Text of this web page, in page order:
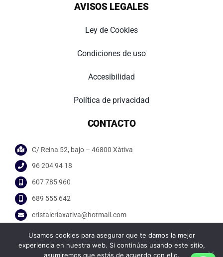
AVISOS LEGALES
Ley de Cookies
Condiciones de uso
Accesibilidad
Política de privacidad
CONTACTO
C/ Reina 52, bajo – 46800 Xàtiva
96 204 94 18
607 785 960
689 555 642
cristaleriaxativa@hotmail.com
Usamos cookies para asegurar que te damos la mejor
experiencia en nuestra web. Si continúas usando este sitio,
asumiremos que estás de acuerdo con ello.